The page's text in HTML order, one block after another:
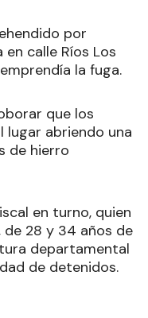
por
calle Ríos Los
la fuga.
que los
lugar abriendo una
de hierro
en turno, quien
de 28 y 34 años de
departamental
de detenidos.